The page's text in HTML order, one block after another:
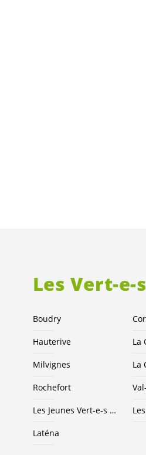
Les Vert-e-s
Boudry
Hauterive La
Milvignes La
Rochefort
Les Jeunes Vert-e-s
Laténa